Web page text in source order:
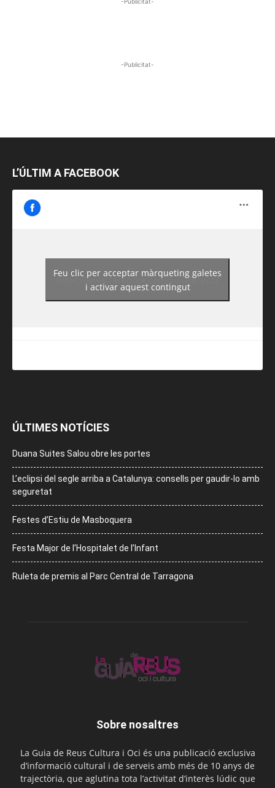
-Publicitat-
L’ÚLTIM A FACEBOOK
https://www.facebook.com/guiadereus/
Feu clic per acceptar màrqueting galetes
i activar aquest contingut
ÚLTIMES NOTÍCIES
Duana Suites Salou obre les portes
L’eclipsi del segle arriba a Catalunya: consells per gaudir-lo amb
seguretat
Festes d’Estiu de Masboquera
Festa Major de l’Hospitalet de l’Infant
Ruleta de premis al Parc Central de Tarragona
Sobre nosaltres
La Guia de Reus Cultura i Oci és una publicació exclusiva
d’informació cultural i de serveis amb més de 10 anys de
trajectòria, que aglutina tota l’activitat d’interès lúdic que